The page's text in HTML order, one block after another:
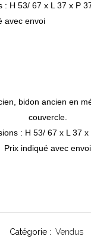
: H 53/ 67 x L 37 x P
avec envoi
bidon ancien en
couvercle.
: H 53/ 67 x L 37 x
Prix indiqué avec envoi
Catégorie : Vendus